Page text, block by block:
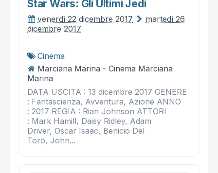
Star Wars: Gli Ultimi Jedi
venerdì 22 dicembre 2017
martedì 26
dicembre 2017
Cinema
Marciana Marina - Cinema Marciana
Marina
DATA USCITA : 13 dicembre 2017 GENERE
: Fantascienza, Avventura, Azione ANNO
: 2017 REGIA : Rian Johnson ATTORI
: Mark Hamill, Daisy Ridley, Adam
Driver, Oscar Isaac, Benicio Del
Toro, John...